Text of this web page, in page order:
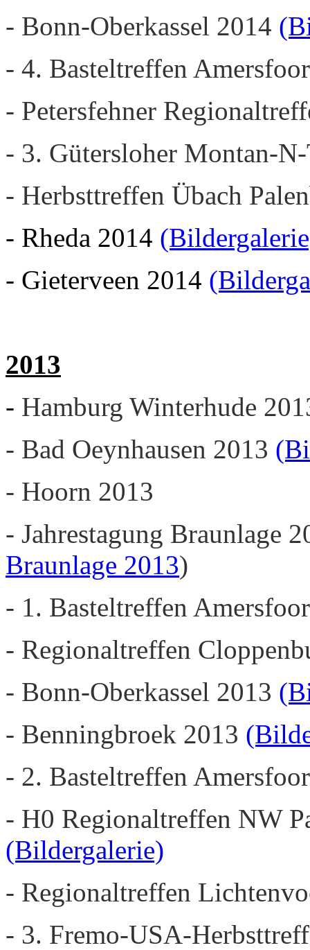
- Bonn-Oberkassel 2014
- 4. Basteltreffen
- Petersfehner
- 3. Gütersloher Montan-
- Herbsttreffen Übach
- Rheda 2014
- Gieterveen 2014
2013
- Hamburg Winterhude
- Bad Oeynhausen 2013
- Hoorn 2013
- Jahrestagung Braunlage
Braunlage 2013)
- 1. Basteltreffen
- Regionaltreffen
- Bonn-Oberkassel 2013
- Benningbroek 2013
- 2. Basteltreffen
- H0 Regionaltreffen NW
(Bildergalerie)
- Regionaltreffen
- 3. Fremo-USA-